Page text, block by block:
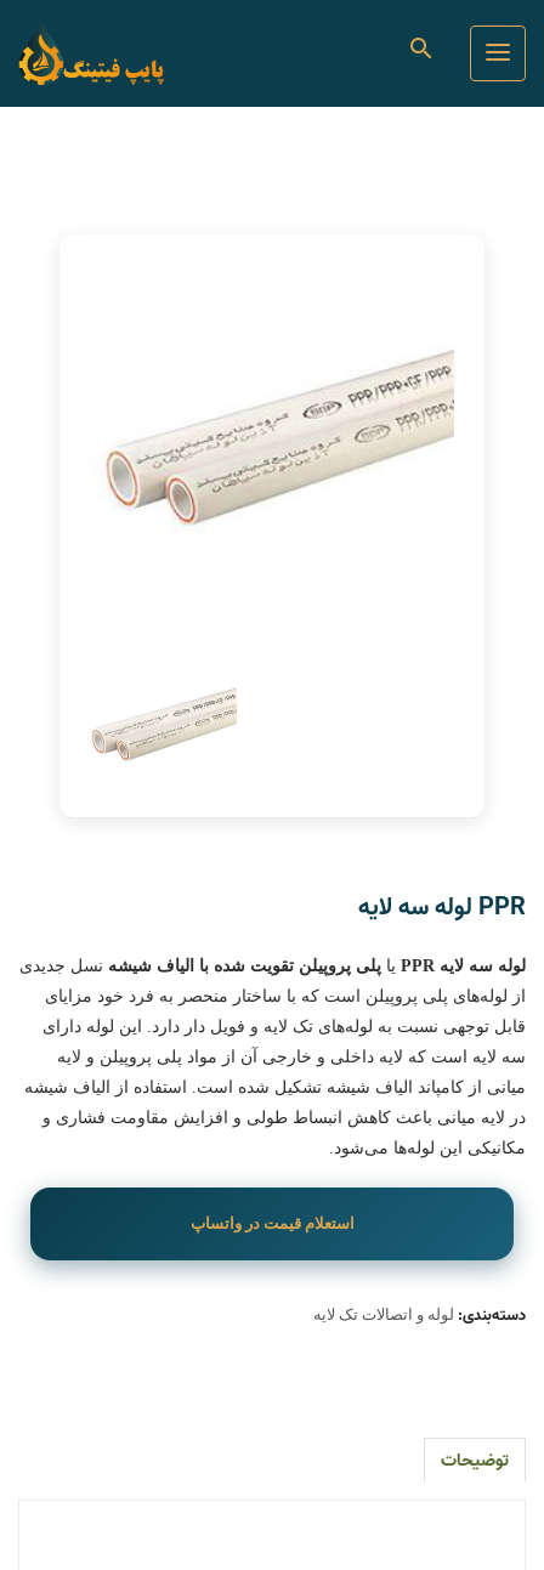
PPR لوله سه لایه
لوله سه لایه PPR یا پلی پروپیلن تقویت شده با الیاف شیشه نسل جدیدی
از لوله‌های پلی پروپیلن است که با ساختار منحصر به فرد خود مزایای
قابل توجهی نسبت به لوله‌های تک لایه و فویل دار دارد. این لوله دارای
سه لایه است که لایه داخلی و خارجی آن از مواد پلی پروپیلن و لایه
میانی از کامپاند الیاف شیشه تشکیل شده است. استفاده از الیاف شیشه
در لایه میانی باعث کاهش انبساط طولی و افزایش مقاومت فشاری و
مکانیکی این لوله‌ها می‌شود.
استعلام قیمت در واتساپ
دسته‌بندی: لوله و اتصالات تک لایه
توضیحات